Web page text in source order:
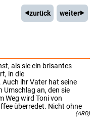
zurück weiter
als sie ein brisantes
in die
ihr Vater hat seine
Umschlag an, den sie
Weg wird Toni von
überredet. Nicht ohne
(ARD)